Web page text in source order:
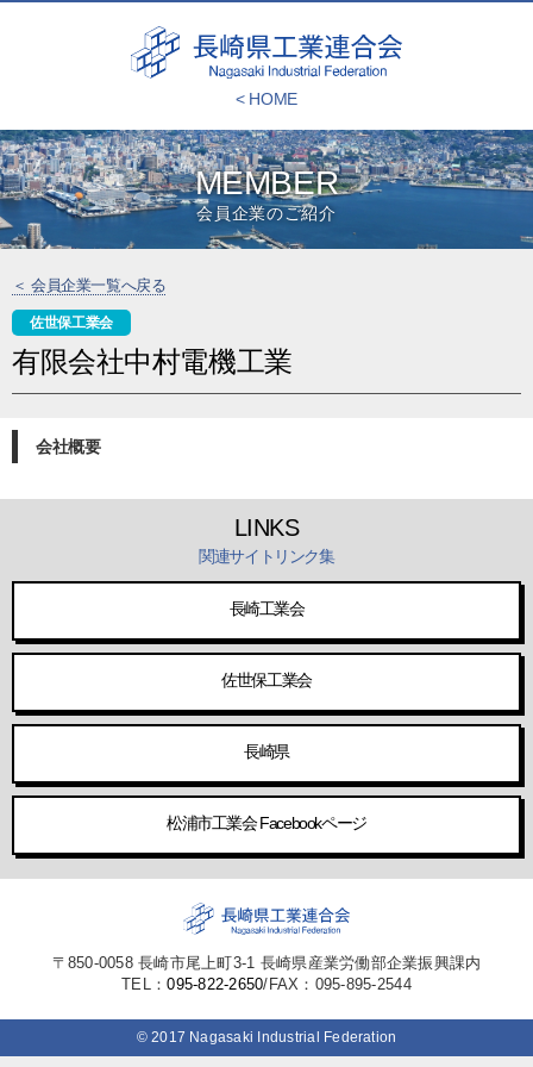
< HOME
MEMBER
会員企業のご紹介
＜ 会員企業一覧へ戻る
佐世保工業会
有限会社中村電機工業
会社概要
LINKS
関連サイトリンク集
長崎工業会
佐世保工業会
長崎県
松浦市工業会 Facebookページ
〒850-0058 長崎市尾上町3-1 長崎県産業労働部企業振興課内
TEL：095-822-2650/FAX：095-895-2544
© 2017 Nagasaki Industrial Federation